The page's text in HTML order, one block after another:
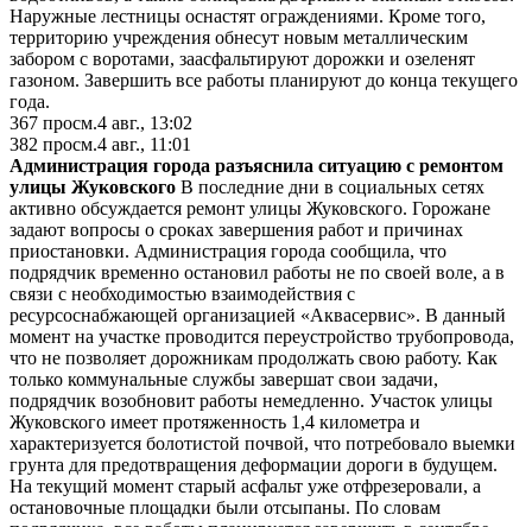
Наружные лестницы оснастят ограждениями. Кроме того,
территорию учреждения обнесут новым металлическим
забором с воротами, заасфальтируют дорожки и озеленят
газоном. Завершить все работы планируют до конца текущего
года.
367 просм.4 авг., 13:02
382 просм.4 авг., 11:01
Администрация города разъяснила ситуацию с ремонтом
улицы Жуковского В последние дни в социальных сетях
активно обсуждается ремонт улицы Жуковского. Горожане
задают вопросы о сроках завершения работ и причинах
приостановки. Администрация города сообщила, что
подрядчик временно остановил работы не по своей воле, а в
связи с необходимостью взаимодействия с
ресурсоснабжающей организацией «Аквасервис». В данный
момент на участке проводится переустройство трубопровода,
что не позволяет дорожникам продолжать свою работу. Как
только коммунальные службы завершат свои задачи,
подрядчик возобновит работы немедленно. Участок улицы
Жуковского имеет протяженность 1,4 километра и
характеризуется болотистой почвой, что потребовало выемки
грунта для предотвращения деформации дороги в будущем.
На текущий момент старый асфальт уже отфрезеровали, а
остановочные площадки были отсыпаны. По словам